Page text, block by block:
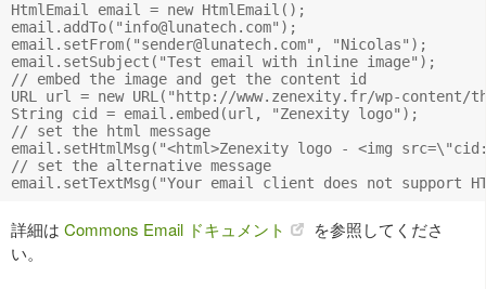
HtmlEmail email = new HtmlEmail();
email.addTo("info@lunatech.com");
email.setFrom("sender@lunatech.com", "Nicolas");
email.setSubject("Test email with inline image");
// embed the image and get the content id
URL url = new URL("http://www.zenexity.fr/wp-content/
String cid = email.embed(url, "Zenexity logo");
// set the html message
email.setHtmlMsg("<html>Zenexity logo - <img
// set the alternative message
詳細は Commons Email ドキュメント
を参照してくださ
い。